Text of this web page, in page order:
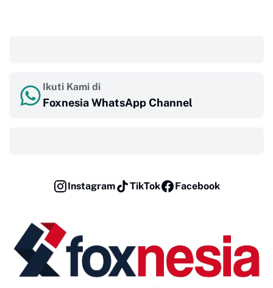
Ikuti Kami di
Foxnesia WhatsApp Channel
Instagram TikTok Facebook